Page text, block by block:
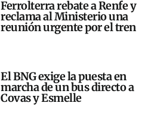
Ferrolterra rebate a Renfe y
reclama al Ministerio una
reunión urgente por el tren
El BNG exige la puesta en
marcha de un bus directo a
Covas y Esmelle